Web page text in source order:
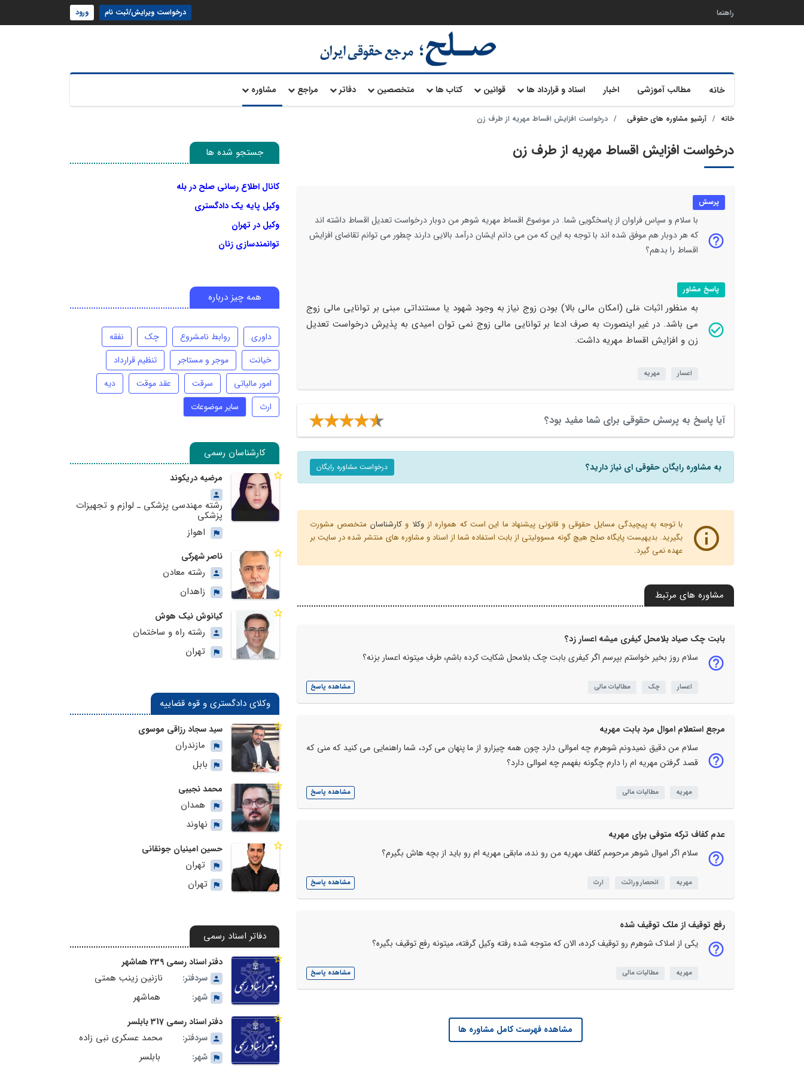
راهنما درخواست ویرایش/ثبت نام ورود
خانه مطالب آموزشی اخبار اسناد و قرارداد ها قوانین کتاب ها متخصصین دفاتر مراجع مشاوره
خانه آرشیو مشاوره های حقوقی درخواست افزایش اقساط مهریه از طرف زن
درخواست افزایش اقساط مهریه از طرف زن
پرسش
با سلام و سپاس فراوان از پاسخگویی شما. در موضوع اقساط مهریه شوهر من دوبار درخواست تعدیل اقساط داشته اند
که هر دوبار هم موفق شده اند با توجه به این که من می دانم ایشان درآمد بالایی دارند چطور می توانم تقاضای افزایش
اقساط را بدهم؟
پاسخ مشاور
به منظور اثبات مَلی (امکان مالی بالا) بودن زوج نیاز به وجود شهود یا مستنداتی مبنی بر توانایی مالی زوج
می باشد. در غیر اینصورت به صرف ادعا بر توانایی مالی زوج نمی توان امیدی به پذیرش درخواست تعدیل
زن و افزایش اقساط مهریه داشت.
اعسار مهریه
آیا پاسخ به پرسش حقوقی برای شما مفید بود؟
به مشاوره رایگان حقوقی ای نیاز دارید؟ درخواست مشاوره رایگان
با توجه به پیچیدگی مسایل حقوقی و قانونی پیشنهاد ما این است که همواره ازوکلا وکارشناسان متخصص مشورت
بگیرید. بدیهیست پایگاه صلح هیچ گونه مسوولیتی از بابت استفاده شما از اسناد و مشاوره های منتشر شده در سایت بر
عهده نمی گیرد.
مشاوره های مرتبط
بابت چک صیاد بلامحل کیفری میشه اعسار زد؟
سلام روز بخیر خواستم بپرسم اگر کیفری بابت چک بلامحل شکایت کرده باشم، طرف میتونه اعسار بزنه؟
اعسار چک مطالبات مالی مشاهده پاسخ
مرجع استعلام اموال مرد بابت مهریه
سلام من دقیق نمیدونم شوهرم چه اموالی دارد چون همه چیزارو از ما پنهان می کرد، شما راهنمایی می کنید که منی که
قصد گرفتن مهریه ام را دارم چگونه بفهمم چه اموالی دارد؟
مهریه مطالبات مالی مشاهده پاسخ
عدم کفاف ترکه متوفی برای مهریه
سلام اگر اموال شوهر مرحومم کفاف مهریه من رو نده، مابقی مهریه ام رو باید از بچه هاش بگیرم؟
مهریه انحصار وراثت ارث مشاهده پاسخ
رفع توقیف از ملک توقیف شده
یکی از املاک شوهرم رو توقیف کرده، الان که متوجه شده رفته وکیل گرفته، میتونه رفع توقیف بگیره؟
مهریه مطالبات مالی مشاهده پاسخ
مشاهده فهرست کامل مشاوره ها
جستجو شده ها
کانال اطلاع رسانی صلح در بله
وکیل پایه یک دادگستری
وکیل در تهران
توانمندسازی زنان
همه چیز درباره
داوری روابط نامشروع چک
نفقه
خیانت
موجر و مستاجر
تنظیم قرارداد
امور مالیاتی
سرقت عقد موقت
دیه
ارث
سایر موضوعات
کارشناسان رسمی
مرضیه دریکوند
رشته مهندسی پزشکی ـ لوازم و تجهیزات
پزشکی
اهواز
ناصر شهرکی
رشته معادن
زاهدان
کیانوش نیک هوش
رشته راه و ساختمان
تهران
وکلای دادگستری و قوه قضاییه
سید سجاد رزاقی موسوی
مازندران
بابل
محمد نجیبی
همدان
نهاوند
حسین امینیان جونقانی
تهران
تهران
دفاتر اسناد رسمی
دفتر اسناد رسمی 239 هماشهر
سردفتر:
نازنین زینب همتی
شهر: هماشهر
دفتر اسناد رسمی 317 بابلسر
سردفتر:
محمد عسکری نبی زاده
شهر: بابلسر